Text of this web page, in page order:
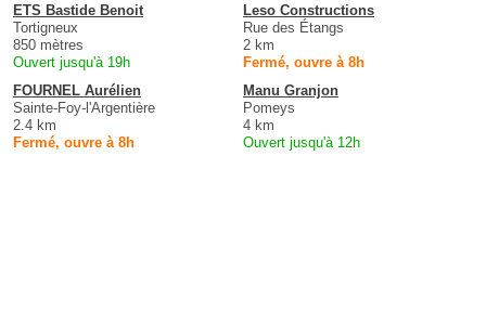
ETS Bastide Benoit
Tortigneux
850 mètres
Ouvert jusqu'à 19h
Leso Constructions
Rue des Étangs
2 km
Fermé, ouvre à 8h
FOURNEL Aurélien
Sainte-Foy-l'Argentière
2.4 km
Fermé, ouvre à 8h
Manu Granjon
Pomeys
4 km
Ouvert jusqu'à 12h